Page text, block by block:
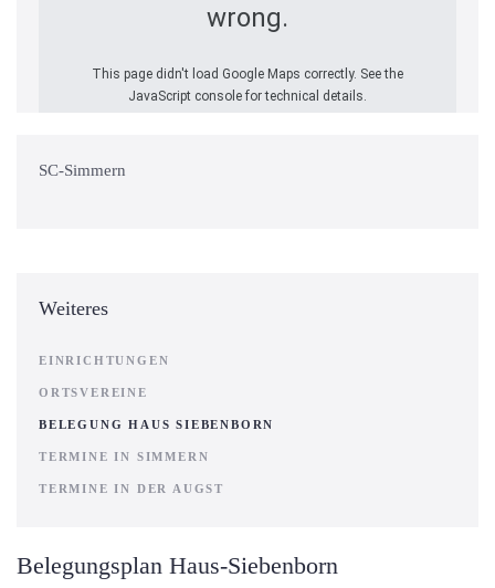
wrong.
This page didn't load Google Maps correctly. See the
JavaScript console for technical details.
SC-Simmern
Weiteres
EINRICHTUNGEN
ORTSVEREINE
BELEGUNG HAUS SIEBENBORN
TERMINE IN SIMMERN
TERMINE IN DER AUGST
Belegungsplan Haus-Siebenborn